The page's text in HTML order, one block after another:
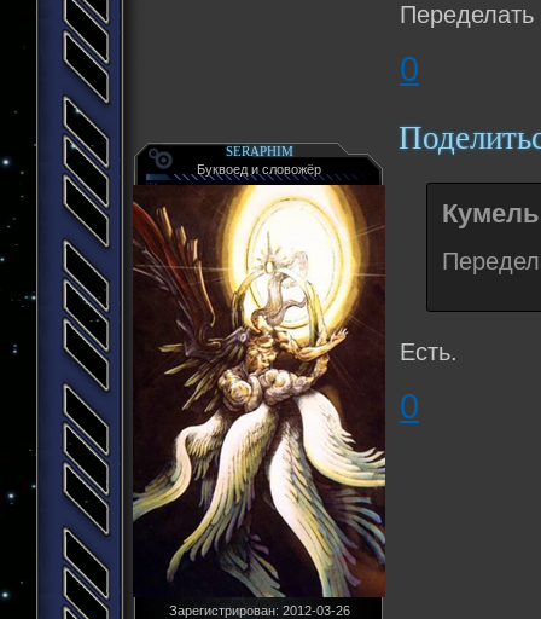
Переделать
0
SERAPHIM
Буквоед и словожёр
Зарегистрирован: 2012-03-26
Есть.
0